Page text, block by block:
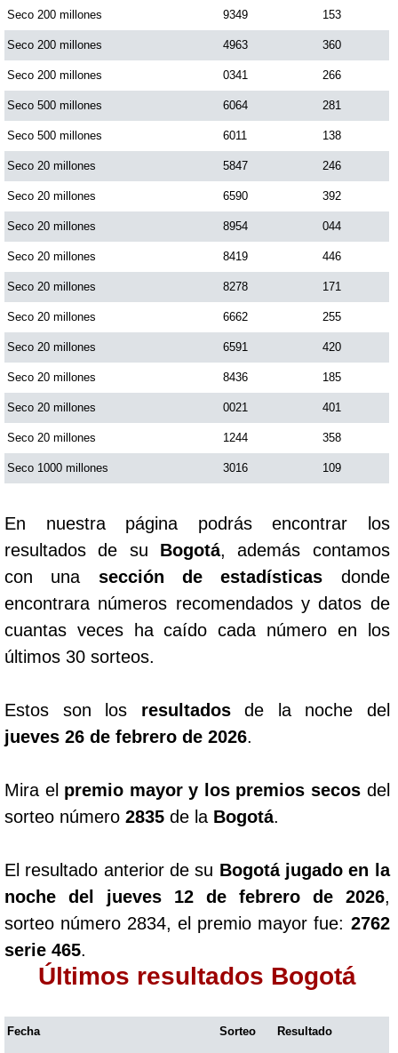
Seco 200 millones 9349 153
Seco 200 millones 4963 360
Seco 200 millones 0341 266
Seco 500 millones 6064 281
Seco 500 millones 6011 138
Seco 20 millones 5847 246
Seco 20 millones 6590 392
Seco 20 millones 8954 044
Seco 20 millones 8419 446
Seco 20 millones 8278 171
Seco 20 millones 6662 255
Seco 20 millones 6591 420
Seco 20 millones 8436 185
Seco 20 millones 0021 401
Seco 20 millones 1244 358
Seco 1000 millones 3016 109
En nuestra página podrás encontrar los
resultados de su Bogotá, además contamos
con una sección de estadísticas donde
encontrara números recomendados y datos de
cuantas veces ha caído cada número en los
últimos 30 sorteos.
Estos son los resultadosde la noche del
jueves 26 de febrero de 2026.
Mira el premio mayor y los premios secosdel
sorteo número 2835 de la Bogotá.
El resultado anterior de su Bogotá jugado en la
noche del jueves 12 de febrero de 2026,
sorteo número 2834, el premio mayor fue: 2762
serie 465.
Últimos resultados Bogotá
Fecha Sorteo Resultado